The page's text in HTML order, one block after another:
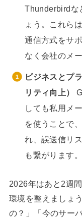
Thunderbirdな
ょう。これら
通信方式をサ
なく会社のメ
ビジネスとプ
リティ向上）
しても私用メ
を使うことで
れ、誤送信リ
も繋がります。
2026年はあと2週
環境を整えましょ
の？」「今のサー